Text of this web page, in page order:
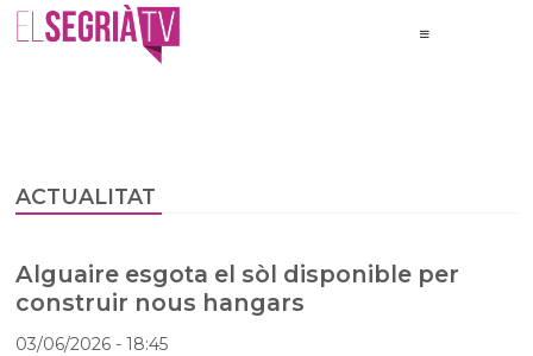
ACTUALITAT
Alguaire esgota el sòl disponible per
construir nous hangars
03/06/2026- 18:45